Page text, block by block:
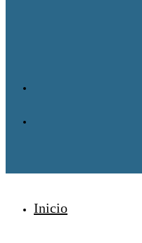
Inicio